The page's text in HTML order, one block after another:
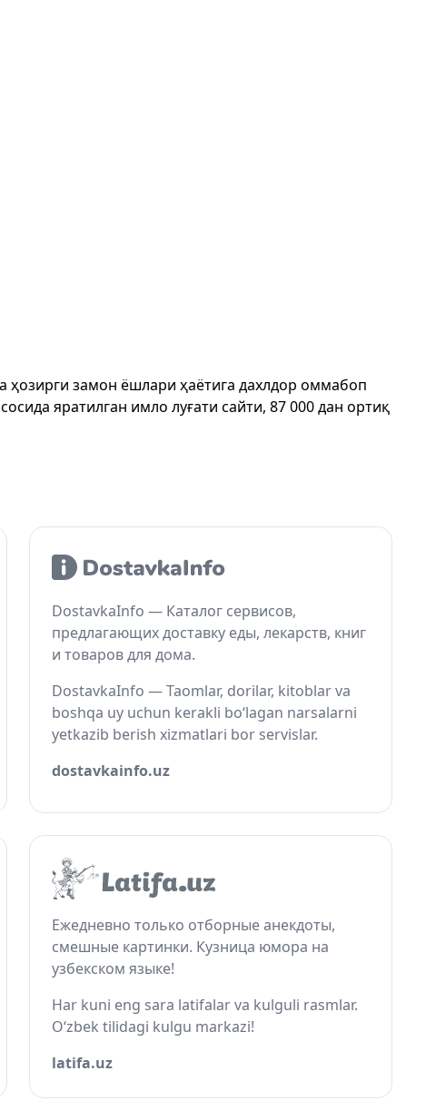
ҳозирги замон ёшлари ҳаётига дахлдор оммабоп
яратилган имло луғати сайти, 87 000 дан ортиқ
DostavkaInfo — Каталог сервисов,
предлагающих доставку еды, лекарств, книг
и товаров для дома.
DostavkaInfo — Taomlar, dorilar, kitoblar va
boshqa uy uchun kerakli bo‘lagan narsalarni
yetkazib berish xizmatlari bor servislar.
dostavkainfo.uz
Ежедневно только отборные анекдоты,
смешные картинки. Кузница юмора на
узбекском языке!
Har kuni eng sara latifalar va kulguli rasmlar.
O‘zbek tilidagi kulgu markazi!
latifa.uz